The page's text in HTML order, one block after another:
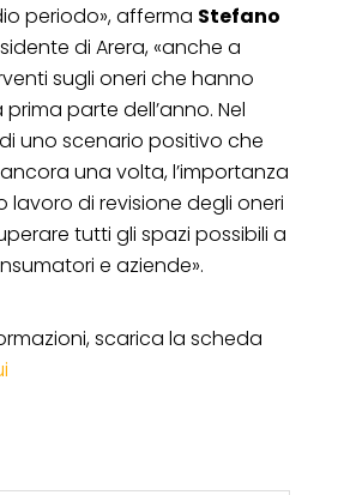
periodo», afferma Stefano
di Arera, «anche a
sugli oneri che hanno
parte dell’anno. Nel
uno scenario positivo che
una volta, l’importanza
lavoro di revisione degli oneri
tutti gli spazi possibili a
e aziende».
scarica la scheda